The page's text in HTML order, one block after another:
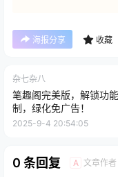
海报分享 收藏
杂七杂八
笔趣阁完美版，解锁功
制，绿化免广告！
2025-9-4 20:54:05
0 条回复 A 文章作者